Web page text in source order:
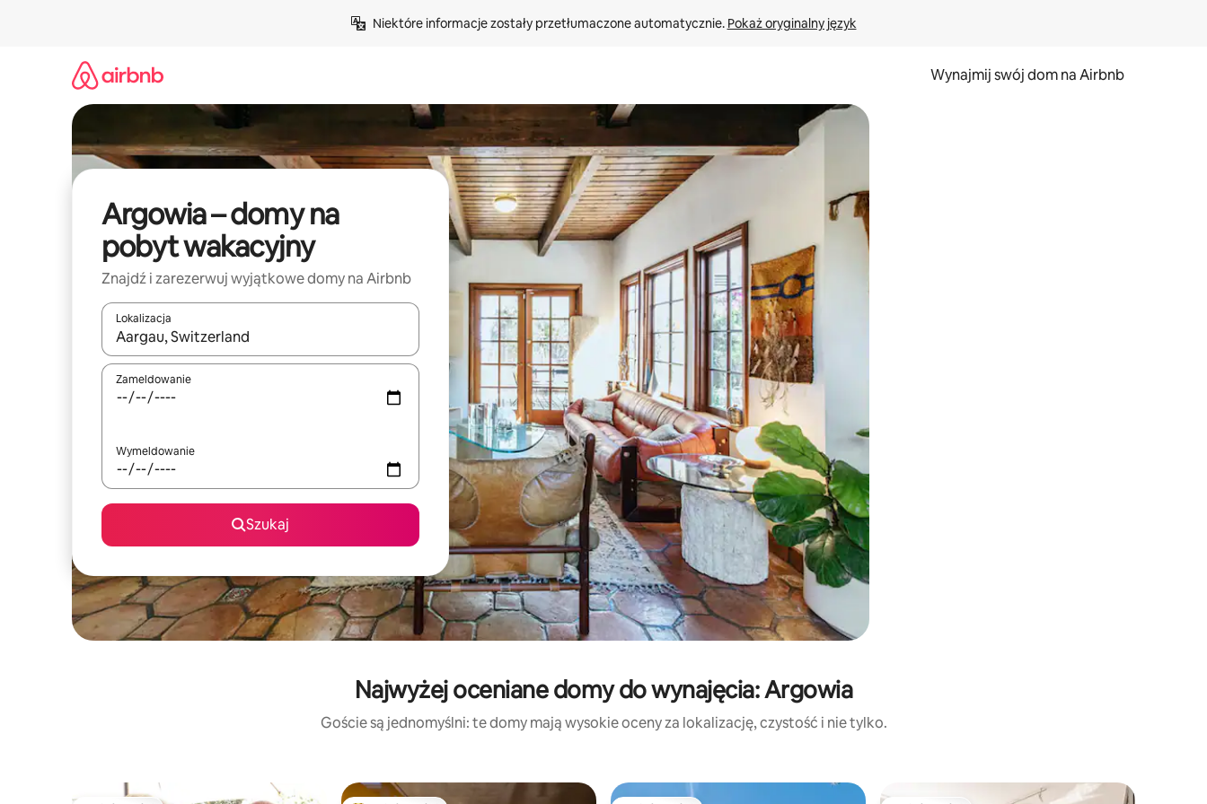
Niektóre informacje zostały przetłumaczone automatycznie. Pokaż oryginalny język
Wynajmij swój dom na Airbnb
Argowia – domy na
pobyt wakacyjny
Znajdź i zarezerwuj wyjątkowe domy na Airbnb
Lokalizacja
Gdy wyniki będą dostępne, możesz poruszać się po nich za pomocą klawiszy strzałek w górę i w dół lub przeglądać je za pomocą gestów dotykowych lub przesuwania.
Zameldowanie
Wymeldowanie
Szukaj
Najwyżej oceniane domy do wynajęcia: Argowia
Goście są jednomyślni: te domy mają wysokie oceny za lokalizację, czystość i nie tylko.